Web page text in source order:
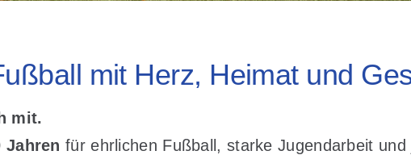
mit Herz, Heimat und
mit.
Jahren für ehrlichen Fußball, starke Jugendarbeit